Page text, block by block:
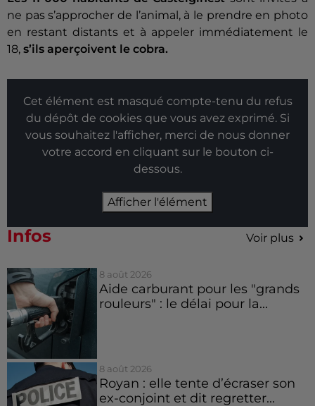
ne pas s’approcher de l’animal, à le prendre en photo
en restant distants et à appeler immédiatement le
18, s’ils aperçoivent le cobra.
Cet élément est masqué compte-tenu du refus
du dépôt de cookies que vous avez exprimé. Si
vous souhaitez l'afficher, merci de nous donner
votre accord en cliquant sur le bouton ci-
dessous.
Afficher l'élément
Infos Voir plus
8 août 2026
Aide carburant pour les "grands
rouleurs" : le délai pour la...
8 août 2026
Royan : elle tente d’écraser son
ex-conjoint et dit regretter...